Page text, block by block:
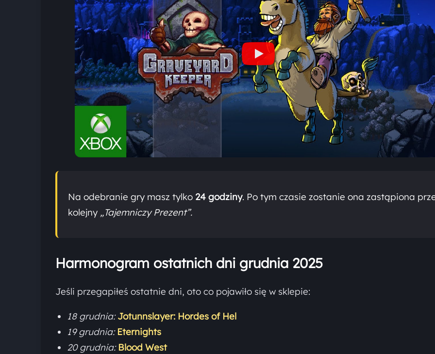
Na odebranie gry masz tylko 24 godziny. Po tym czasie zostanie ona zastąpiona
kolejny „Tajemniczy Prezent”.
Harmonogram ostatnich dni grudnia 2025
Jeśli przegapiłeś ostatnie dni, oto co pojawiło się w sklepie:
18 grudnia: Jotunnslayer: Hordes of Hel
19 grudnia: Eternights
20 grudnia: Blood West